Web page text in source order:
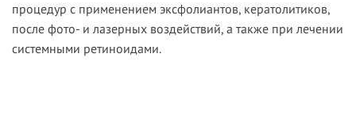
процедур с применением эксфолиантов, кератолитиков,
после фото- и лазерных воздействий, а также при лечении
системными ретиноидами.